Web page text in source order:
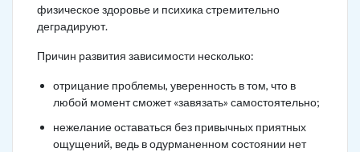
физическое здоровье и психика стремительно
деградируют.
Причин развития зависимости несколько:
отрицание проблемы, уверенность в том, что в
любой момент сможет «завязать» самостоятельно;
нежелание оставаться без привычных приятных
ощущений, ведь в одурманенном состоянии нет